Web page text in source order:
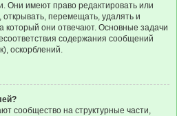
Они имеют право редактировать или
перемещать, удалять и
они отвечают. Основные задачи
содержания сообщений
оскорблений.
сообщество на структурные части,